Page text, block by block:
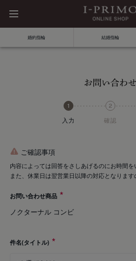
婚約指輪 結婚指輪
お問い合わせ
入力 確認
ご確認事項
内容によっては回答をさしあげるのにお時間を
また、休業日は翌営業日以降の対応となります
お問い合わせ商品
ノクターナル コンビ
件名(タイトル)